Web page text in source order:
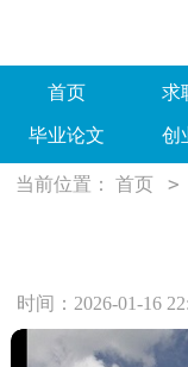
首页 求
毕业论文 创
当前位置： 首页 >
时间：2026-01-16